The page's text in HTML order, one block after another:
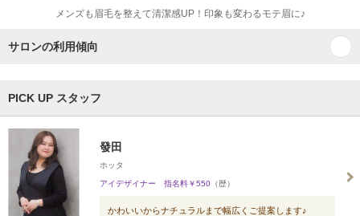
メンズも眉毛を整えて清潔感UP！印象も変わるモテ眉に♪
サロンの利用傾向
PICK UP スタッフ
發田
ホッタ
アイデザイナー 指名料￥550 （歴）
かわいいからナチュラルまで幅広くご提案します♪